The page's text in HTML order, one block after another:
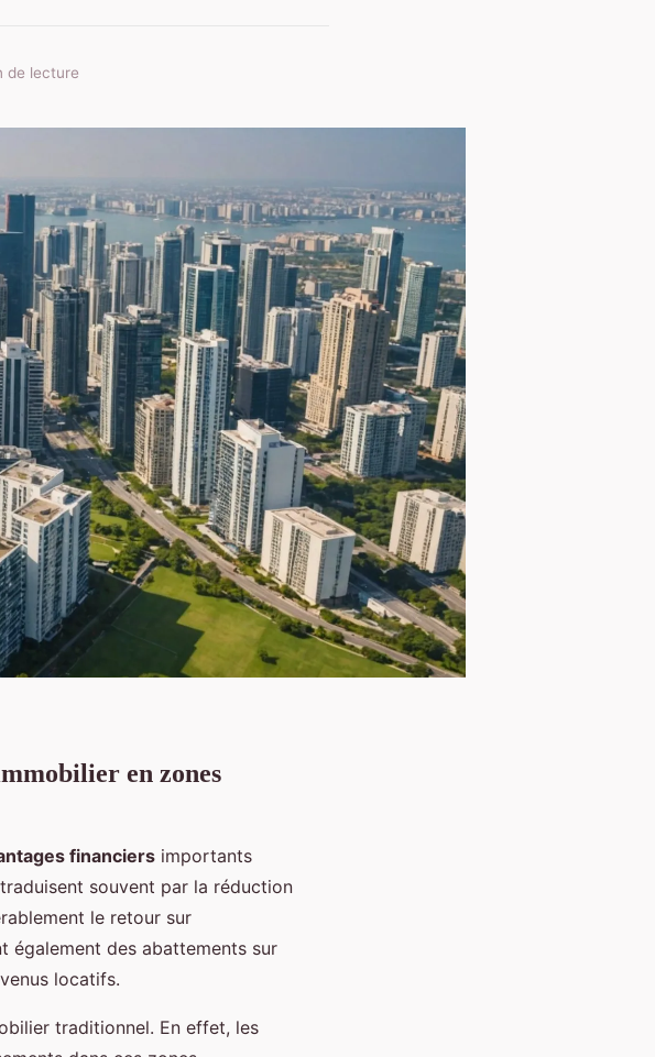
de lecture
en zones
financiers importants
souvent par la réduction
le retour sur
également des abattements sur
locatifs.
traditionnel. En effet, les